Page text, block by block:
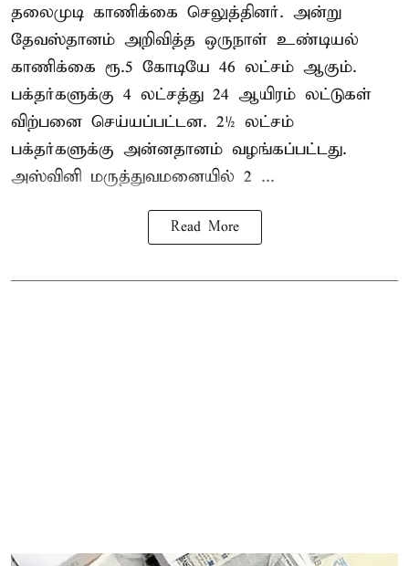
தலைமுடி காணிக்கை செலுத்தினர். அன்று
தேவஸ்தானம் அறிவித்த ஒருநாள் உண்டியல்
காணிக்கை ரூ.5 கோடியே 46 லட்சம் ஆகும்.
பக்தர்களுக்கு 4 லட்சத்து 24 ஆயிரம் லட்டுகள்
விற்பனை செய்யப்பட்டன. 2½ லட்சம்
பக்தர்களுக்கு அன்னதானம் வழங்கப்பட்டது.
அஸ்வினி மருத்துவமனையில் 2 ...
Read More